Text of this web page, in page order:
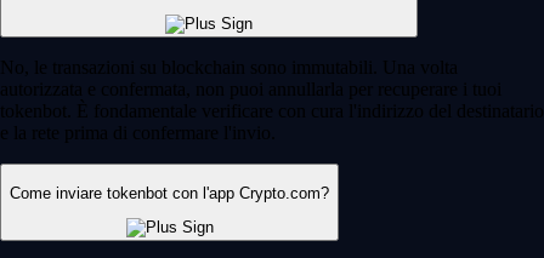
No, le transazioni su blockchain sono immutabili. Una volta
autorizzata e confermata, non puoi annullarla per recuperare i tuoi
tokenbot. È fondamentale verificare con cura l'indirizzo del destinatario
e la rete prima di confermare l'invio.
Come inviare tokenbot con l'app Crypto.com?